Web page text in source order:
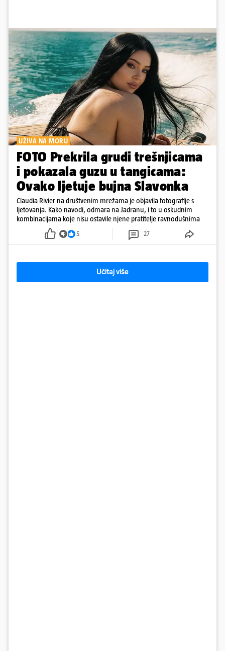
UŽIVA NA MORU
FOTO Prekrila grudi trešnjicama
i pokazala guzu u tangicama:
Ovako ljetuje bujna Slavonka
Claudia Rivier na društvenim mrežama je objavila fotografije s
ljetovanja. Kako navodi, odmara na Jadranu, i to u oskudnim
kombinacijama koje nisu ostavile njene pratitelje ravnodušnima
5 27
Učitaj više